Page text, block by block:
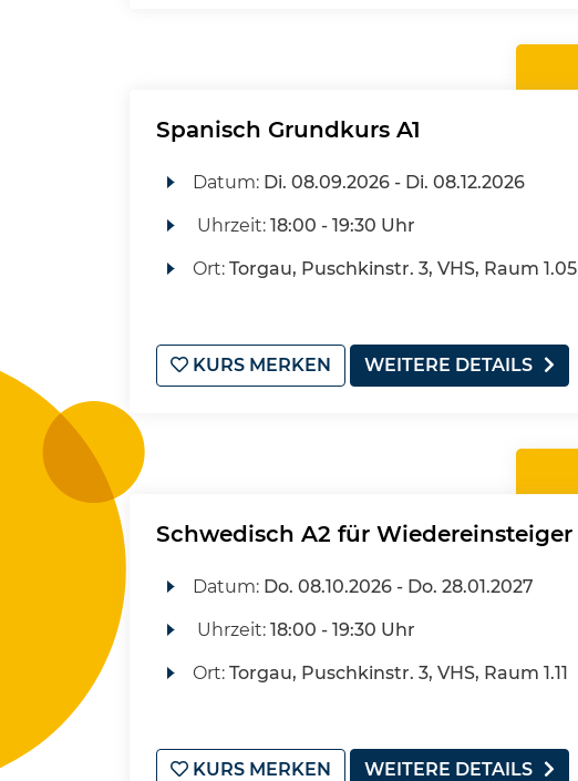
Spanisch Grundkurs A1
Datum: Di. 08.09.2026 - Di. 08.12.2026
Uhrzeit: 18:00 - 19:30 Uhr
Ort: Torgau, Puschkinstr. 3, VHS, Raum 1.05
KURS MERKEN WEITERE DETAILS
Schwedisch A2 für Wiedereinsteiger
Datum: Do. 08.10.2026 - Do. 28.01.2027
Uhrzeit: 18:00 - 19:30 Uhr
Ort: Torgau, Puschkinstr. 3, VHS, Raum 1.11
KURS MERKEN WEITERE DETAILS